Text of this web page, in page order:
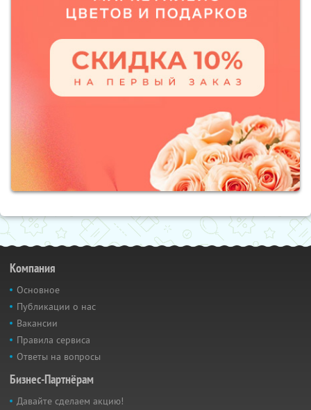
Компания
Основное
Публикации о нас
Вакансии
Правила сервиса
Ответы на вопросы
Бизнес-Партнёрам
Давайте сделаем акцию!